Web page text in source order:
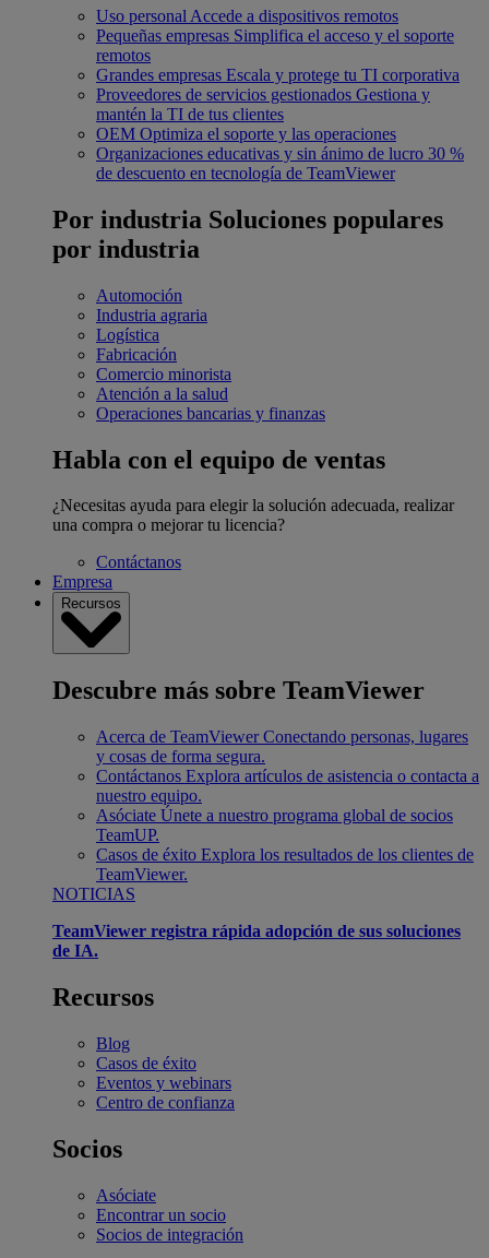
Uso personal Accede a dispositivos remotos
Pequeñas empresas Simplifica el acceso y el soporte
remotos
Grandes empresas Escala y protege tu TI corporativa
Proveedores de servicios gestionados Gestiona y
mantén la TI de tus clientes
OEM Optimiza el soporte y las operaciones
Organizaciones educativas y sin ánimo de lucro 30 %
de descuento en tecnología de TeamViewer
Por industria Soluciones populares
por industria
Automoción
Industria agraria
Logística
Fabricación
Comercio minorista
Atención a la salud
Operaciones bancarias y finanzas
Habla con el equipo de ventas
¿Necesitas ayuda para elegir la solución adecuada, realizar
una compra o mejorar tu licencia?
Contáctanos
Empresa
Recursos
Descubre más sobre TeamViewer
Acerca de TeamViewer Conectando personas, lugares
y cosas de forma segura.
Contáctanos Explora artículos de asistencia o contacta a
nuestro equipo.
Asóciate Únete a nuestro programa global de socios
TeamUP.
Casos de éxito Explora los resultados de los clientes de
TeamViewer.
NOTICIAS
TeamViewer registra rápida adopción de sus soluciones
de IA.
Recursos
Blog
Casos de éxito
Eventos y webinars
Centro de confianza
Socios
Asóciate
Encontrar un socio
Socios de integración